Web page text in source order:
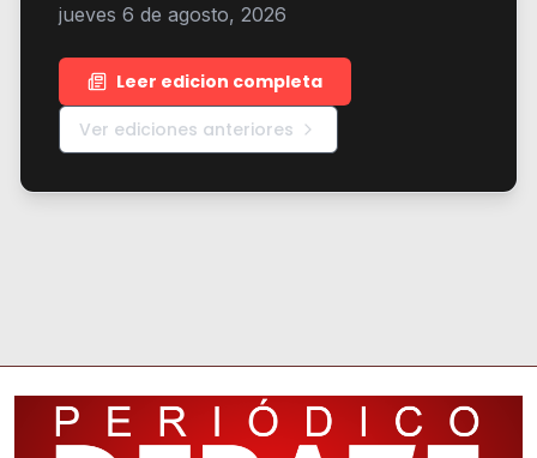
jueves 6 de agosto, 2026
Leer edicion completa
Ver ediciones anteriores